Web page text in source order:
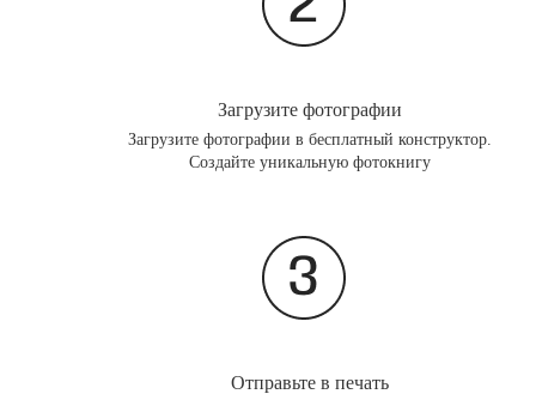
Загрузите фотографии
Загрузите фотографии в бесплатный конструктор.
Создайте уникальную фотокнигу
Отправьте в печать